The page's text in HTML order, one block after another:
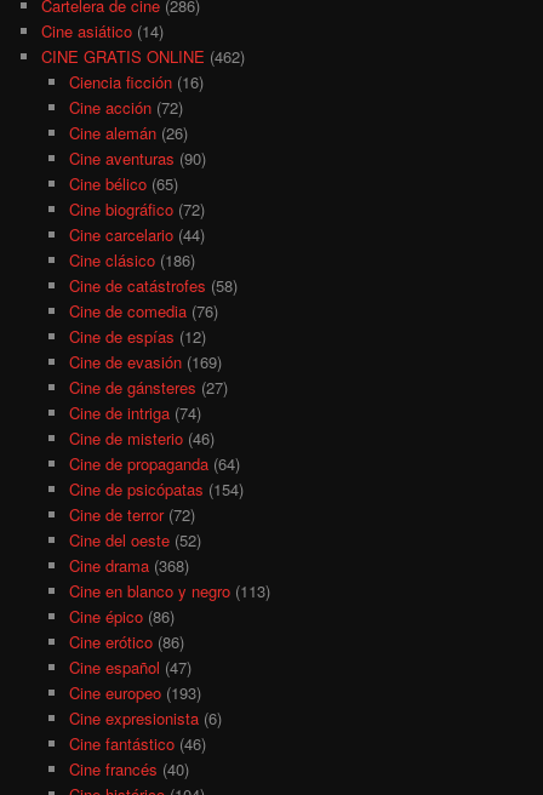
Cartelera de cine (286)
Cine asiático (14)
CINE GRATIS ONLINE (462)
Ciencia ficción(16)
Cine acción(72)
Cine alemán(26)
Cine aventuras (90)
Cine bélico(65)
Cine biográfico(72)
Cine carcelario(44)
Cine clásico(186)
Cine de catástrofes (58)
Cine de comedia(76)
Cine de espías (12)
Cine de evasión(169)
Cine de gánsteres (27)
Cine de intriga(74)
Cine de misterio(46)
Cine de propaganda(64)
Cine de psicópatas (154)
Cine de terror(72)
Cine del oeste(52)
Cine drama(368)
Cine en blanco y negro(113)
Cine épico(86)
Cine erótico(86)
Cine español (47)
Cine europeo(193)
Cine expresionista(6)
Cine fantástico(46)
Cine francés (40)